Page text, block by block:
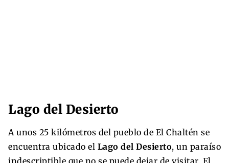
Lago del Desierto
A unos 25 kilómetros del pueblo de El Chaltén se
encuentra ubicado el Lago del Desierto, un paraíso
indescriptible que no se puede dejar de visitar. El